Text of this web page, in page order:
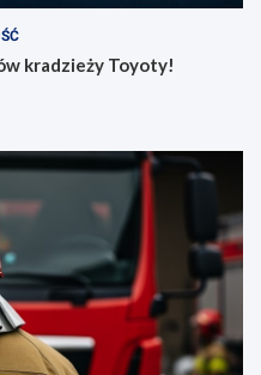
kradzieży Toyoty!